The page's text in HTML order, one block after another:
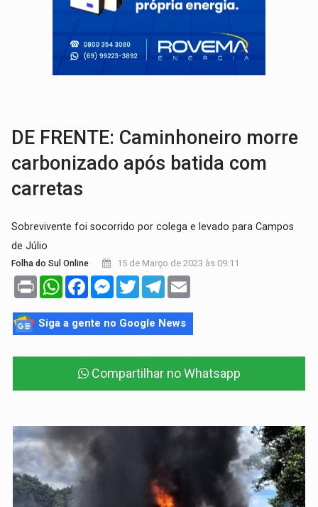
A ILHA:Coreografia de Rondônia estreia na programação do Festival de
ELEIÇÕES 2026:Sgt. Mouza esclarece 'erro de digitação' em declaração de
DE FRENTE: Caminhoneiro morre
carbonizado após batida com
carretas
Sobrevivente foi socorrido por colega e levado para Campos
de Júlio
Folha do Sul Online 15 de Março de 2023 às 09:11
Print WhatsAppFacebookMessenger
TwitterTelegram
Siga a gente no Google News
Compartilhar no Whatsapp